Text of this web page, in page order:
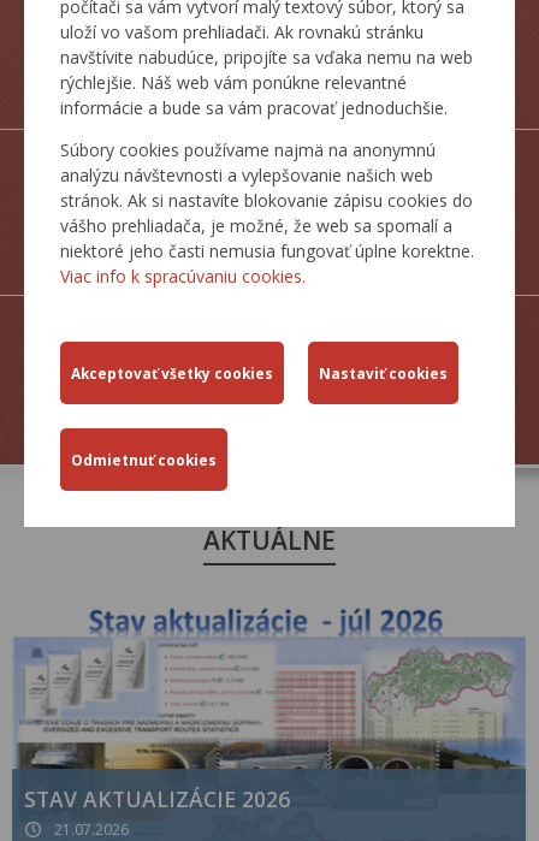
počítači sa vám vytvorí malý textový súbor, ktorý sa
uloží vo vašom prehliadači. Ak rovnakú stránku
navštívite nabudúce, pripojíte sa vďaka nemu na web
rýchlejšie. Náš web vám ponúkne relevantné
informácie a bude sa vám pracovať jednoduchšie.
Súbory cookies používame najmä na anonymnú
analýzu návštevnosti a vylepšovanie našich web
stránok. Ak si nastavíte blokovanie zápisu cookies do
vášho prehliadača, je možné, že web sa spomalí a
niektoré jeho časti nemusia fungovať úplne korektne.
Viac info k spracúvaniu cookies.
ŠTATISTICKÉ
PREHĽADY
MAPY CESTNEJ
SIETE SR
ZJAZDNOSŤ.SK
AKTUÁLNE
STAV AKTUALIZÁCIE 2026
21.07.2026